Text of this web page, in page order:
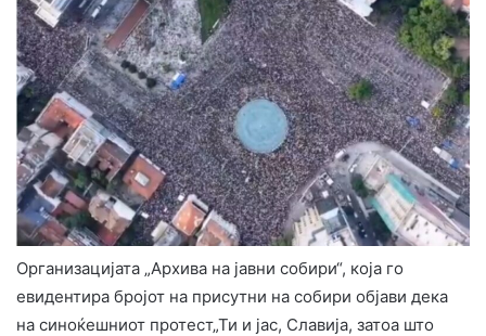
Организацијата „Архива на јавни собири“, која го
евидентира бројот на присутни на собири објави дека
на синоќешниот протест„Ти и јас, Славија, затоа што